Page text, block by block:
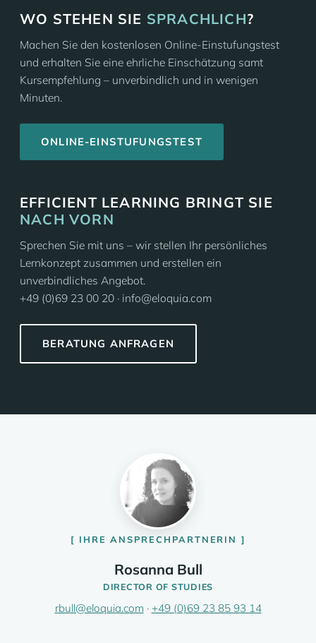
WO STEHEN SIE SPRACHLICH?
Machen Sie den kostenlosen Online-Einstufungstest
und erhalten Sie eine ehrliche Einschätzung samt
Kursempfehlung – unverbindlich und in wenigen
Minuten.
ONLINE-EINSTUFUNGSTEST
EFFICIENT LEARNING BRINGT SIE
NACH VORN
Sprechen Sie mit uns – wir stellen Ihr persönliches
Lernkonzept zusammen und erstellen ein
unverbindliches Angebot.
+49 (0)69 23 00 20 · info@eloquia.com
BERATUNG ANFRAGEN
IHRE ANSPRECHPARTNERIN
Rosanna Bull
DIRECTOR OF STUDIES
rbull@eloquia.com · +49 (0)69 23 85 93 14